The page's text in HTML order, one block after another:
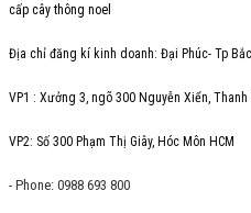
cấp cây thông noel
Địa chỉ đăng kí kinh doanh: Đại Phúc- Tp
VP1 : Xưởng 3, ngõ 300 Nguyễn Xiển, Thanh
VP2: Số 300 Phạm Thị Giây, Hóc Môn HCM
- Phone: 0988 693 800